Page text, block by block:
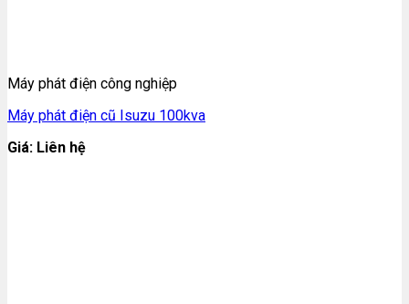
Máy phát điện công nghiệp
Máy phát điện cũ Isuzu 100kva
Giá: Liên hệ